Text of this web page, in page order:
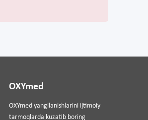
OXYmed
OXYmed yangilanishlarini ijtimoiy
tarmoqlarda kuzatib boring